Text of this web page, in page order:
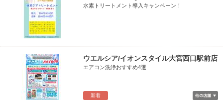
水素トリートメント導入キャンペーン！
新着
ウエルシア/イオンスタイル大宮西口駅前店
エアコン洗浄おすすめ4選